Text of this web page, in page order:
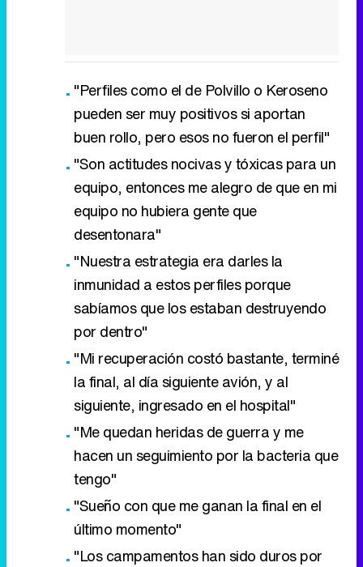
"Perfiles como el de Polvillo o Keroseno
pueden ser muy positivos si aportan
buen rollo, pero esos no fueron el perfil"
"Son actitudes nocivas y tóxicas para un
equipo, entonces me alegro de que en mi
equipo no hubiera gente que
desentonara"
"Nuestra estrategia era darles la
inmunidad a estos perfiles porque
sabíamos que los estaban destruyendo
por dentro"
"Mi recuperación costó bastante, terminé
la final, al día siguiente avión, y al
siguiente, ingresado en el hospital"
"Me quedan heridas de guerra y me
hacen un seguimiento por la bacteria que
tengo"
"Sueño con que me ganan la final en el
último momento"
"Los campamentos han sido duros por